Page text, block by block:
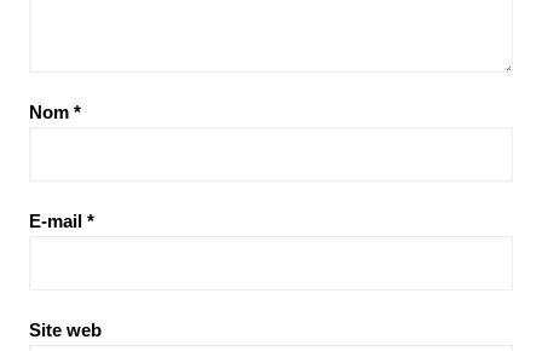
Nom *
E-mail *
Site web